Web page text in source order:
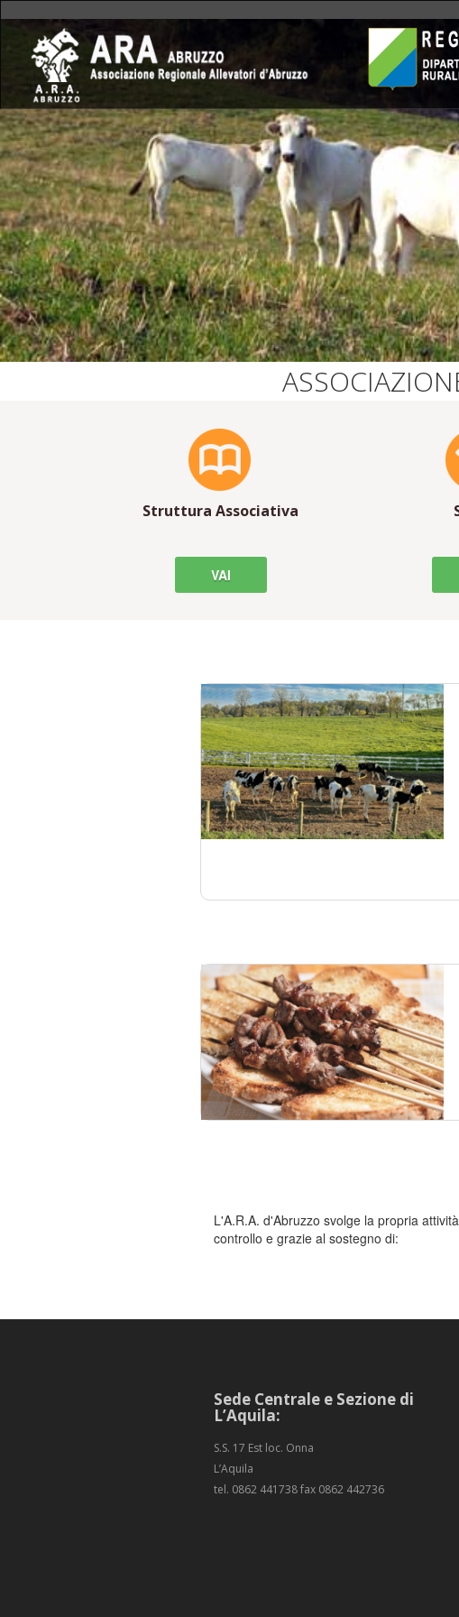
Struttura Associativa
VAI
L'A.R.A. d'Abruzzo svolge la propria
controllo e grazie al sostegno di:
Sede Centrale e Sezione di
L’Aquila:
S.S. 17 Est loc. Onna
L’Aquila
tel. 0862 441738 fax 0862 442736